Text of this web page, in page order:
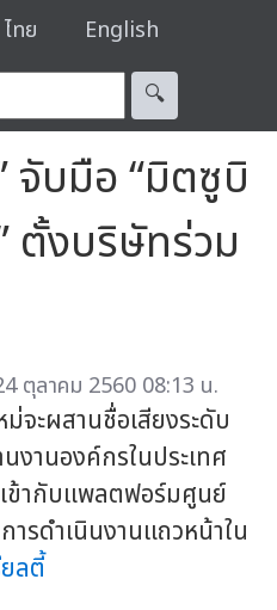
ไทย English
🔍︎
จับมือ “มิตซูบิ
ตั้งบริษัทร่วม
ตุลาคม 2560 08:13 น.
ผสานชื่อเสียงระดับ
งานองค์กรในประเทศ
เข้ากับแพลตฟอร์มศูนย์
ารดำเนินงานแถวหน้าใน
ลตี้